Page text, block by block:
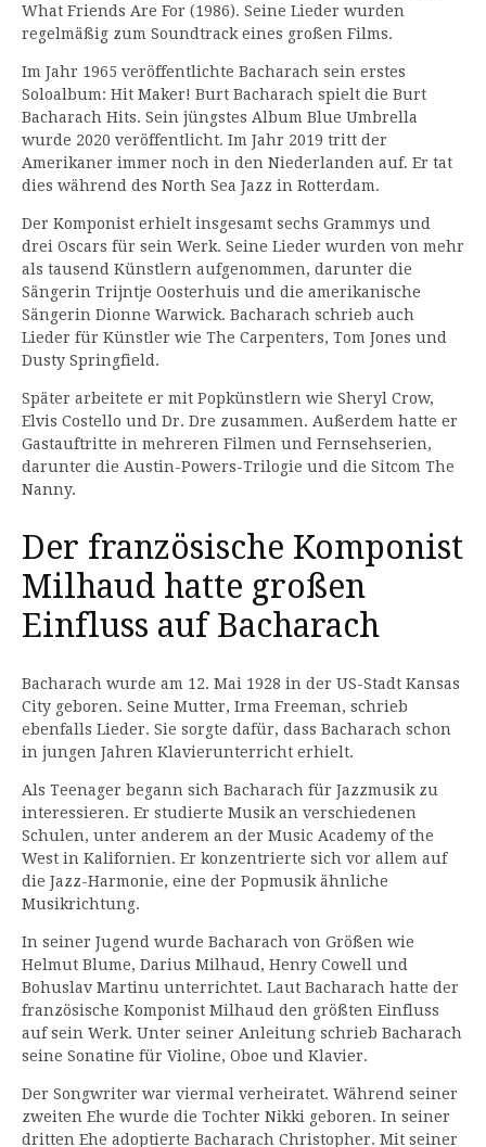
What Friends Are For (1986). Seine Lieder wurden
regelmäßig zum Soundtrack eines großen Films.
Im Jahr 1965 veröffentlichte Bacharach sein erstes
Soloalbum: Hit Maker! Burt Bacharach spielt die Burt
Bacharach Hits. Sein jüngstes Album Blue Umbrella
wurde 2020 veröffentlicht. Im Jahr 2019 tritt der
Amerikaner immer noch in den Niederlanden auf. Er tat
dies während des North Sea Jazz in Rotterdam.
Der Komponist erhielt insgesamt sechs Grammys und
drei Oscars für sein Werk. Seine Lieder wurden von mehr
als tausend Künstlern aufgenommen, darunter die
Sängerin Trijntje Oosterhuis und die amerikanische
Sängerin Dionne Warwick. Bacharach schrieb auch
Lieder für Künstler wie The Carpenters, Tom Jones und
Dusty Springfield.
Später arbeitete er mit Popkünstlern wie Sheryl Crow,
Elvis Costello und Dr. Dre zusammen. Außerdem hatte er
Gastauftritte in mehreren Filmen und Fernsehserien,
darunter die Austin-Powers-Trilogie und die Sitcom The
Nanny.
Der französische Komponist
Milhaud hatte großen
Einfluss auf Bacharach
Bacharach wurde am 12. Mai 1928 in der US-Stadt Kansas
City geboren. Seine Mutter, Irma Freeman, schrieb
ebenfalls Lieder. Sie sorgte dafür, dass Bacharach schon
in jungen Jahren Klavierunterricht erhielt.
Als Teenager begann sich Bacharach für Jazzmusik zu
interessieren. Er studierte Musik an verschiedenen
Schulen, unter anderem an der Music Academy of the
West in Kalifornien. Er konzentrierte sich vor allem auf
die Jazz-Harmonie, eine der Popmusik ähnliche
Musikrichtung.
In seiner Jugend wurde Bacharach von Größen wie
Helmut Blume, Darius Milhaud, Henry Cowell und
Bohuslav Martinu unterrichtet. Laut Bacharach hatte der
französische Komponist Milhaud den größten Einfluss
auf sein Werk. Unter seiner Anleitung schrieb Bacharach
seine Sonatine für Violine, Oboe und Klavier.
Der Songwriter war viermal verheiratet. Während seiner
zweiten Ehe wurde die Tochter Nikki geboren. In seiner
dritten Ehe adoptierte Bacharach Christopher. Mit seiner